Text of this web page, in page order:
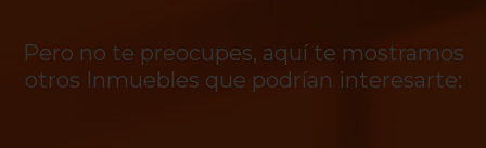
Pero no te preocupes, aquí te mostramos
otros Inmuebles que podrían interesarte: